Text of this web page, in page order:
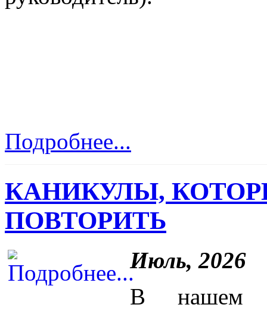
Подробнее...
КАНИКУЛЫ,
ПОВТОРИТЬ
Июль, 2026
В нашем